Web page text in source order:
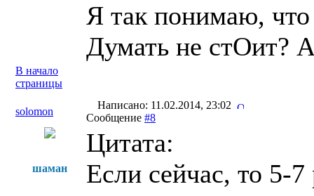
Я так понимаю,
Думать не стОит?
В начало
страницы
solomon
Написано: 11.02.2014, 23:02
Сообщение #8
шаман
Цитата:
Если сейчас, то 5-7